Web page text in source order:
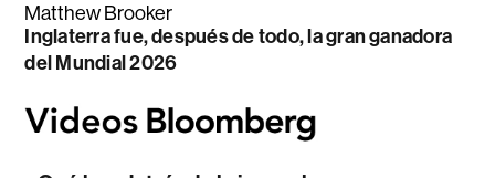
Matthew Brooker
Inglaterra fue, después de todo, la gran ganadora
del Mundial 2026